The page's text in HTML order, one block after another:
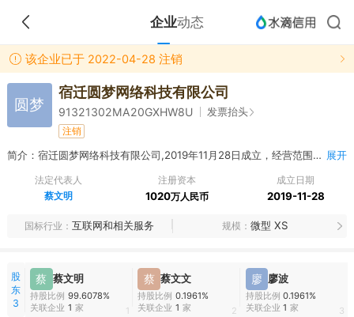
企业动态
该企业已于 2022-04-28 注销
圆梦
宿迁圆梦网络科技有限公司
91321302MA20GXHW8U 发票抬头
注销
简介：宿迁圆梦网络科技有限公司,2019年11月28日成立，经营范围包括网络技术开发，电子商务技术咨询，数据处理，经营性互联网信息服务。（依法须经批准的项目，经相关部门批准后方可开展经营活动） 许可项目：第二类增值电信业务（依法须经批准的项目，经相关部门批准后方可开展经营活动，具体经营项目以审批结果为准） 一般项目：商务代理代办服务；销售代理；软件开发；市场营销策划；企业形象策划；项目策划与公关服务；咨询策划服务；信息咨询服务（不含许可类信息咨询服务）；广告设计、代理；婚庆礼仪服务；礼仪服务；组织文化艺术交流活动；组织体育表演活动；体育竞赛组织；技术服务、技术开发、技术咨询、技术交流、技术转让、技术推广（除依法须经批准的项目外，凭营业执照依法自主开展经营活动） 展开
法定代表人
蔡文明
注册资本
1020万人民币
成立日期
2019-11-28
国标行业 互联网和相关服务 规模 微型 XS
股
东
3
蔡 蔡文明
持股比例 99.6078%
关联企业 1 家 1
蔡 蔡文文
持股比例 0.1961%
关联企业 1 家 2
廖 廖波
持股比例 0.1961%
关联企业 1 家 3